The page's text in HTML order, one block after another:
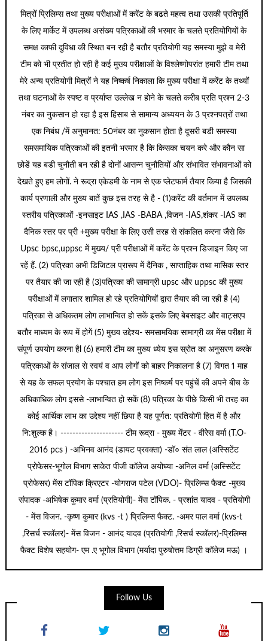
मित्रों प्रिलिम्स तथा मुख्य परीक्षाओं में करेंट के बढते महत्व तथा उसकी प्रतिपूर्ति
के लिए मार्केट में उपलब्ध असंख्य पत्रिकाओं की भरमार के चलते प्रतियोगियों के
समक्ष काफी दुविधा की स्थित बन रही है बतौर प्रतियोगी यह समस्या मुझे व मेरी
टीम को भी प्रतीत हो रही है कई मुख्य परीक्षाओं के विश्लेष्णोपरांत हमारी टीम तथा
मेरे अन्य प्रतियोगी मित्रों ने यह निष्कर्ष निकाला कि मुख्य परीक्षा में करेंट के तथ्यों
तथा घटनाओं के स्पष्ट व प्रर्याप्त उल्लेख न होने के चलते करीब प्रति प्रश्न 2-3
नंबर का नुकसान हो रहा है इस हिसाब से सामान्य अध्ययन के 3 प्रश्नपत्रों तथा
एक निबंध /में अनुमानत: 50नंबर का नुकसान होता है दूसरी बडी समस्या
समसमायिक पत्रिकाओं की इतनी भरमार है कि किसका चयन करे और कौन सा
छोडें यह बडी चुनौती बन रही है दोनों आसन्न चुनौतियों और संभावित संभावनाओं को
देखते हुए हम लोगों. ने रूद्रा एकेडमी के नाम से एक प्लेटफार्म तैयार किया है जिसकी
कार्य प्रणाली और मुख्य बातें कुछ इस तरह से है - (1)करेंट की वर्तमान में उपलब्ध
स्तरीय पत्रिकाओं -इनसाइट IAS ,IAS -BABA ,विजन -IAS,शंकर -IAS का
दैनिक स्तर पर प्री +मुख्य परीक्षा के लिए उसी तरह से संकलित करना जैसे कि
Upsc bpsc,uppsc में मुख्य/ प्री परीक्षाओं में करेंट के प्रश्न डिजाइन किए जा
रहें हैं. (2) पत्रिका अभी डिजिटल प्रारूप में दैनिक , साप्ताहिक तथा मासिक स्तर
पर तैयार की जा रही है (3)पत्रिका की सामाग्री upsc और uppsc की मुख्य
परीक्षाओं में लगातार शामिल हो रहे प्रतियोगियों द्वारा तैयार की जा रही है (4)
पत्रिका से अधिकतम लोग लाभान्वित हो सकें इसके लिए बेबसाइट और वाट्सएप
बतौर माध्यम के रूप में होगें (5) मुख्य उद्देश्य- समसामयिक सामाग्री का मेंस परीक्षा में
संपूर्ण उपयोग करना हैl (6) हमारी टीम का मुख्य ध्येय इस स्रोत का अनुसरण करके
पत्रिकाओं के संजाल से स्वयं व आप लोगों को बाहर निकालना है (7) विगत 1 माह
से यह के सफल प्रयोग के पश्चात हम लोग इस निष्कर्ष पर पहुंचें की अपने बीच के
अधिकाधिक लोग इससे -लाभान्वित हो सकें (8) पत्रिका के पीछे किसी भी तरह का
कोई आर्थिक लाभ का उद्देश्य नहीं छिपा है यह पूर्णत: प्रतियोगी हित में है और
नि:शुल्क है। --------------------- टीम रूद्रा - मुख्य मेंटर - वीरेेस वर्मा (T.O-
2016 pcs ) -अभिनव आनंद (डायट प्रवक्ता) -डॉ० संत लाल (अस्सिटेंट
प्रोफेसर-भूगोल विभाग साकेत पीजी कॉलेज अयोघ्या -अनिल वर्मा (अस्सिटेंट
प्रोफेसर) मेंस टॉपिक क्रिएटर -योगराज पटेल (VDO)- प्रिलिम्स फैक्ट -मुख्य
संपादक -अभिषेक कुमार वर्मा (प्रतियोगी)- मेंस टॉपिक. - प्रशांत यादव - प्रतियोगी
- मेंस विजन. -कृष्ण कुमार (kvs -t ) प्रिलिम्स फैक्ट. -अमर पाल वर्मा (kvs-t
,रिसर्च स्कॉलर)- मेंस विजन - आनंद यादव (प्रतियोगी ,रिसर्च स्कॉलर)-प्रिलिम्स
फैक्ट विशेष सहयोग- एम .ए भूगोल विभाग (मर्यादा पुरुषोत्तम डिग्री कॉलेज मऊ) ।
Follow Us